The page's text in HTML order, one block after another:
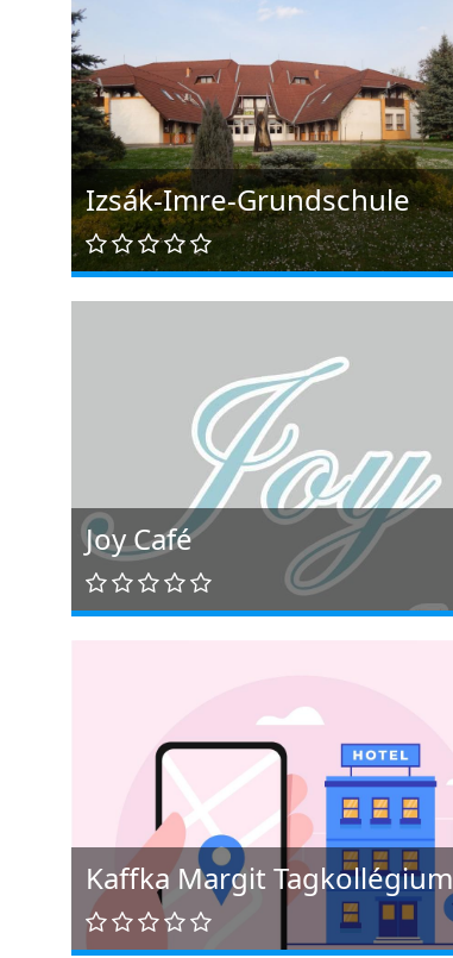
Izsák-Imre-Grundschule
Joy Café
Kaffka Margit Tagkollégium